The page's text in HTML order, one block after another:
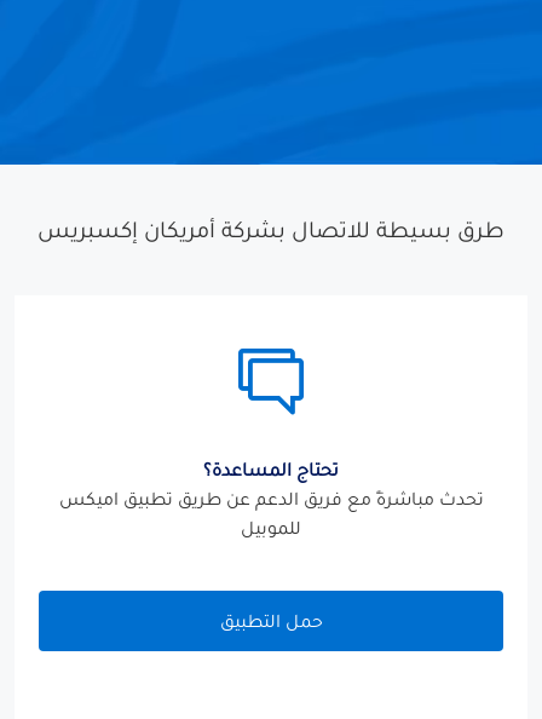
طرق بسيطة للاتصال بشركة أمريكان إكسبريس
تحتاج المساعدة؟
تحدث مباشرةً مع فريق الدعم عن طريق تطبيق اميكس
للموبيل
حمل التطبيق